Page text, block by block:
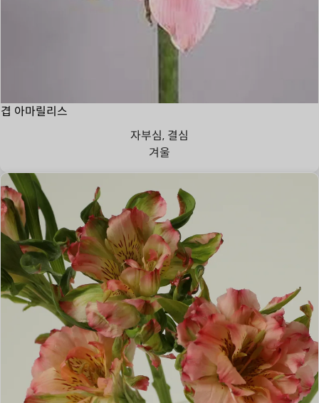
겹 아마릴리스
자부심, 결심
겨울